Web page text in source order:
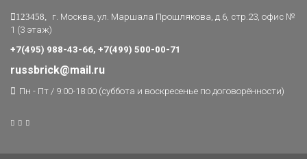
123458, г. Москва, ул. Маршала Прошлякова, д.6, стр.23, офис №
1 (3 этаж)
+7(495) 988-43-66, +7(499) 500-00-71
russbrick@mail.ru
Пн - Пт / 9:00-18:00 (суббота и воскресенье по договорённости)